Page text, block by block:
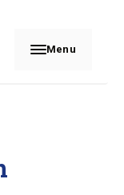
Menu